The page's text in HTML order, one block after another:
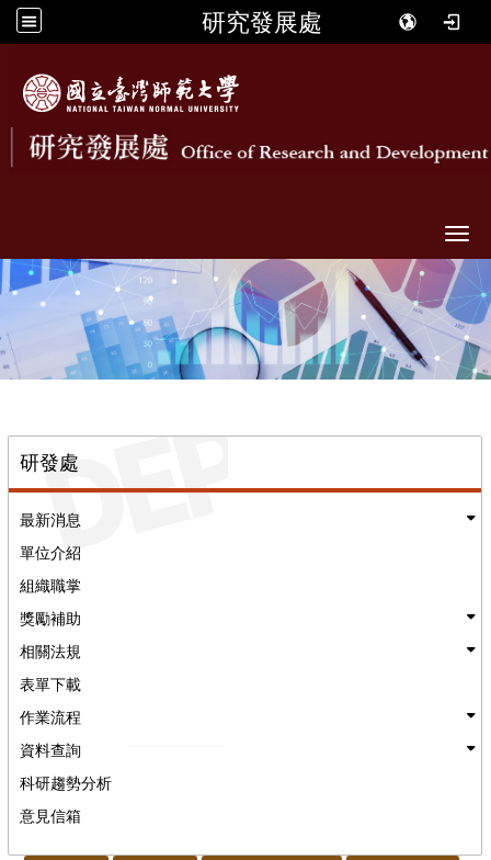
研究發展處
研發處
最新消息
單位介紹
組織職掌
獎勵補助
相關法規
表單下載
作業流程
資料查詢
科研趨勢分析
意見信箱